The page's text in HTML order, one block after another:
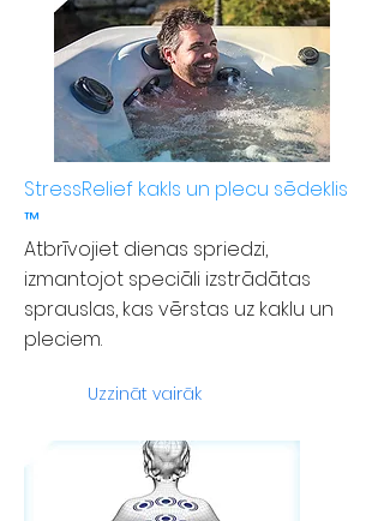
StressRelief kakls un plecu sēdeklis
™
Atbrīvojiet dienas spriedzi,
izmantojot speciāli izstrādātas
sprauslas, kas vērstas uz kaklu un
pleciem.
Uzzināt vairāk